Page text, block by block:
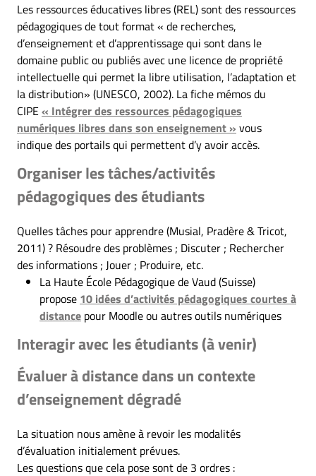
Les ressources éducatives libres (REL) sont des ressources
pédagogiques de tout format « de recherches,
d’enseignement et d’apprentissage qui sont dans le
domaine public ou publiés avec une licence de propriété
intellectuelle qui permet la libre utilisation, l’adaptation et
la distribution» (UNESCO, 2002). La fiche mémos du
CIPE« Intégrer des ressources pédagogiques
numériques libres dans son enseignement » vous
indique des portails qui permettent d’y avoir accès.
Organiser les tâches/activités
pédagogiques des étudiants
Quelles tâches pour apprendre (Musial, Pradère & Tricot,
2011) ? Résoudre des problèmes ; Discuter ; Rechercher
des informations ; Jouer ; Produire, etc.
La Haute École Pédagogique de Vaud (Suisse)
propose 10 idées d’activités pédagogiques courtes à
distance pour Moodle ou autres outils numériques
Interagir avec les étudiants (à venir)
Évaluer à distance dans un contexte
d’enseignement dégradé
La situation nous amène à revoir les modalités
d’évaluation initialement prévues.
Les questions que cela pose sont de 3 ordres :